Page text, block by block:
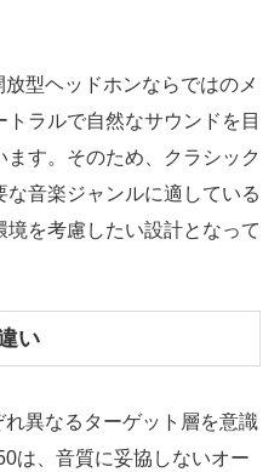
型ヘッドホンならではのメ
ラルで自然なサウンドを目
す。そのため、クラシック
音楽ジャンルに適している
を考慮したい設計となって
い
異なるターゲット層を意識
は、音質に妥協しないオー